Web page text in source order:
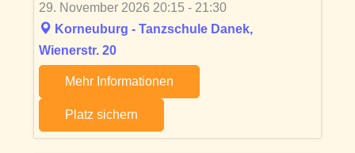
29. November 2026 20:15 - 21:30
Korneuburg - Tanzschule Danek,
Wienerstr. 20
Mehr Informationen
Platz sichern